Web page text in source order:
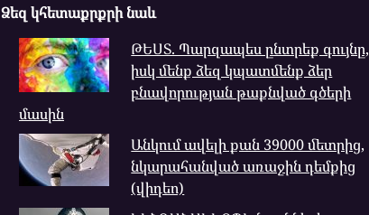
Ձեզ կհետաքրքրի նաև
ԹԵՍՏ. Պարզապես ընտրեք գույնը,
իսկ մենք ձեզ կպատմենք ձեր
բնավորության թաքնված գծերի
մասին
Անկում ավելի քան 39000 մետրից,
նկարահանված առաջին դեմքից
(վիդեո)